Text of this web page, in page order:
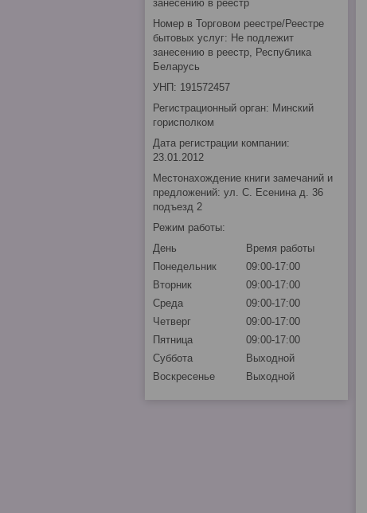
занесению в реестр
Номер в Торговом реестре/Реестре
бытовых услуг: Не подлежит
занесению в реестр, Республика
Беларусь
УНП: 191572457
Регистрационный орган: Минский
горисполком
Дата регистрации компании:
23.01.2012
Местонахождение книги замечаний и
предложений: ул. С. Есенина д. 36
подъезд 2
Режим работы:
День
Время работы
Понедельник
09:00-17:00
Вторник
09:00-17:00
Среда
09:00-17:00
Четверг
09:00-17:00
Пятница
09:00-17:00
Суббота
Выходной
Воскресенье
Выходной